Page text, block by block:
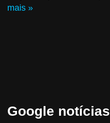
mais »
Google notícias